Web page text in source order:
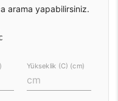
arama yapabilirsiniz.
Yükseklik (C) (cm)